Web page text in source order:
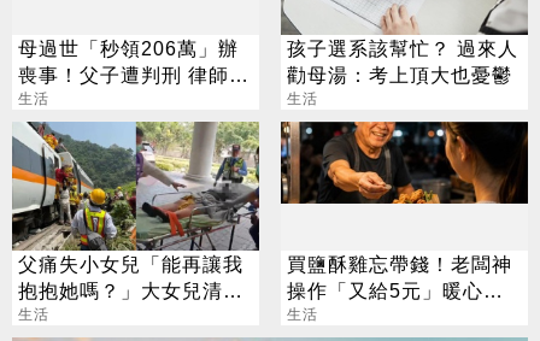
母過世「秒領206萬」辦
喪事！父子遭判刑 律師：
搶錢先下手是罪
生活
孩子選系該幫忙？ 過來人
勸母湯：考上頂大也憂鬱
生活
父痛失小女兒「能再讓我
抱抱她嗎？」大女兒清醒
笑了
生活
買鹽酥雞忘帶錢！老闆神
操作「又給5元」暖心舉
動看哭網友
生活